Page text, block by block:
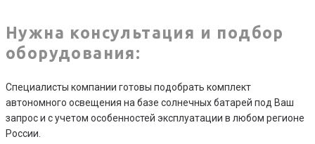
Нужна консультация и подбор
оборудования:
Специалисты компании готовы подобрать комплект
автономного освещения на базе солнечных батарей под Ваш
запрос и с учетом особенностей эксплуатации в любом регионе
России.